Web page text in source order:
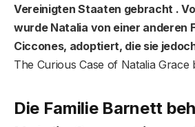
Vereinigten Staaten gebracht .
wurde Natalia von einer anderen
Ciccones, adoptiert, die sie
The Curious Case of Natalia Grace
Die Familie Barnett